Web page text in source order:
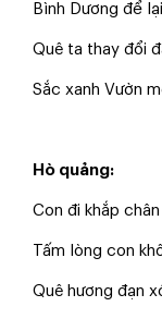
​Bình Dương để
​Quê ta thay đổi
​Sắc xanh Vườn
Hò quảng:
​Con đi khắp
​Tấm lòng con
​Quê hương đạn